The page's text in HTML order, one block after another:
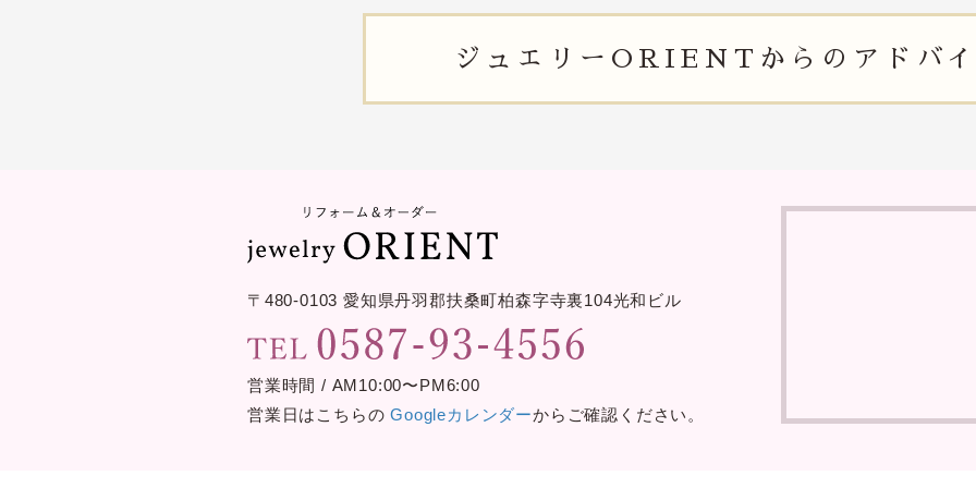
ジュエリー ORIENTからの アドバ
〒480-0103愛知県丹羽郡扶桑町柏森字寺裏104光和ビル
営業時間 / AM10:00〜PM6:00
営業日はこちらのGoogleカレンダーからご確認ください。